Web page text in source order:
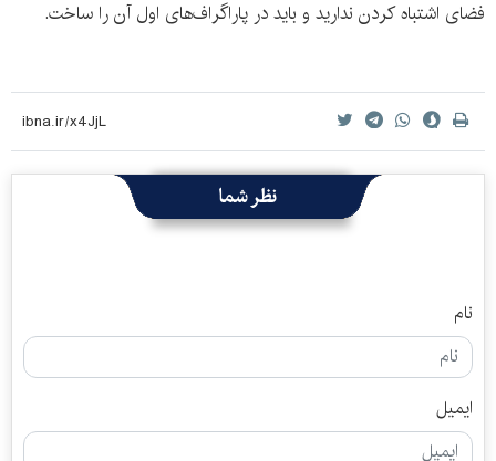
فضای اشتباه کردن ندارید و باید در پاراگراف‌های اول آن را ساخت.
نظر شما
نام
ایمیل